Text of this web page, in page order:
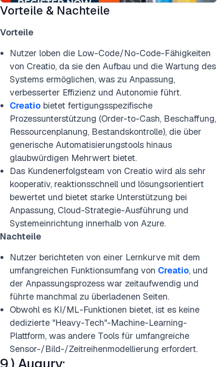
Vorteile & Nachteile
Vorteile
Nutzer loben die Low-Code/No-Code-Fähigkeiten
von Creatio, da sie den Aufbau und die Wartung des
Systems ermöglichen, was zu Anpassung,
verbesserter Effizienz und Autonomie führt.
Creatio bietet fertigungsspezifische
Prozessunterstützung (Order-to-Cash, Beschaffung,
Ressourcenplanung, Bestandskontrolle), die über
generische Automatisierungstools hinaus
glaubwürdigen Mehrwert bietet.
Das Kundenerfolgsteam von Creatio wird als sehr
kooperativ, reaktionsschnell und lösungsorientiert
bewertet und bietet starke Unterstützung bei
Anpassung, Cloud-Strategie-Ausführung und
Systemeinrichtung innerhalb von Azure.
Nachteile
Nutzer berichteten von einer Lernkurve mit dem
umfangreichen Funktionsumfang von Creatio, und
der Anpassungsprozess war zeitaufwendig und
führte manchmal zu überladenen Seiten.
Obwohl es KI/ML-Funktionen bietet, ist es keine
dedizierte "Heavy-Tech"-Machine-Learning-
Plattform, was andere Tools für umfangreiche
Sensor-/Bild-/Zeitreihenmodellierung erfordert.
9.) Augury: